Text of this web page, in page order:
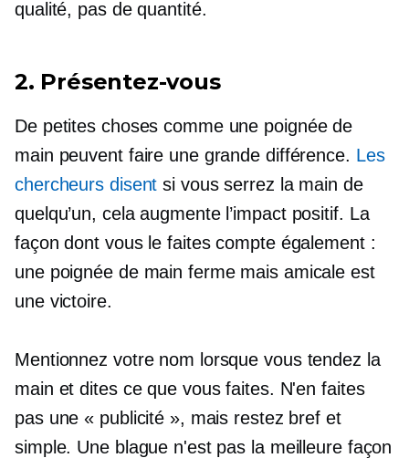
qualité, pas de quantité.
2. Présentez-vous
De petites choses comme une poignée de
main peuvent faire une grande différence. Les
chercheurs disent si vous serrez la main de
quelqu’un, cela augmente l’impact positif. La
façon dont vous le faites compte également :
une poignée de main ferme mais amicale est
une victoire.
Mentionnez votre nom lorsque vous tendez la
main et dites ce que vous faites. N'en faites
pas une « publicité », mais restez bref et
simple. Une blague n'est pas la meilleure façon